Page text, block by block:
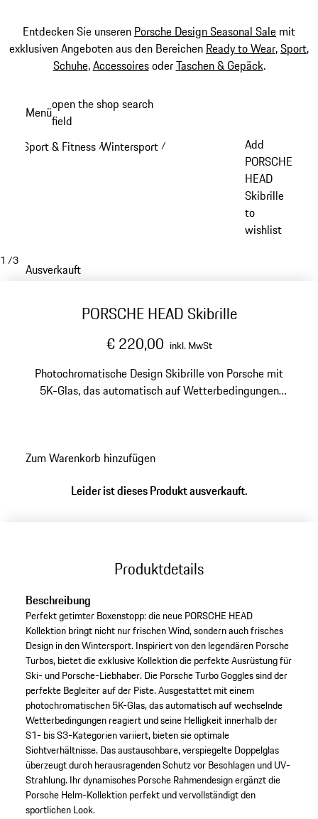
Entdecken Sie unseren Porsche Design Seasonal Sale mit
exklusiven Angeboten aus den Bereichen Ready to Wear,Sport,
Schuhe,AccessoiresoderTaschen & Gepäck.
Hauptinhalt
Menüopen the shop search
field
Sport & Fitness /Wintersport /
Add
PORSCHE
HEAD
Skibrille
to
wishlist
1 /3
Ausverkauft
PORSCHE HEAD Skibrille
€ 220,00 inkl. MwSt
Photochromatische Design Skibrille von Porsche mit
5K-Glas, das automatisch auf Wetterbedingungen
Zum Warenkorb hinzufügen
Leider ist dieses Produkt ausverkauft.
Produktdetails
Beschreibung
Perfekt getimter Boxenstopp: die neue PORSCHE HEAD
Kollektion bringt nicht nur frischen Wind, sondern auch frisches
Design in den Wintersport. Inspiriert von den legendären Porsche
Turbos, bietet die exklusive Kollektion die perfekte Ausrüstung für
Ski- und Porsche-Liebhaber. Die Porsche Turbo Goggles sind der
perfekte Begleiter auf der Piste. Ausgestattet mit einem
photochromatischen 5K-Glas, das automatisch auf wechselnde
Wetterbedingungen reagiert und seine Helligkeit innerhalb der
S1- bis S3-Kategorien variiert, bieten sie optimale
Sichtverhältnisse. Das austauschbare, verspiegelte Doppelglas
überzeugt durch herausragenden Schutz vor Beschlagen und UV-
Strahlung. Ihr dynamisches Porsche Rahmendesign ergänzt die
Porsche Helm-Kollektion perfekt und vervollständigt den
sportlichen Look.